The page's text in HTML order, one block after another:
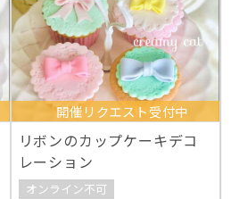
開催リクエスト受付中
リボンのカップケーキデコ
レーション
オンライン不可